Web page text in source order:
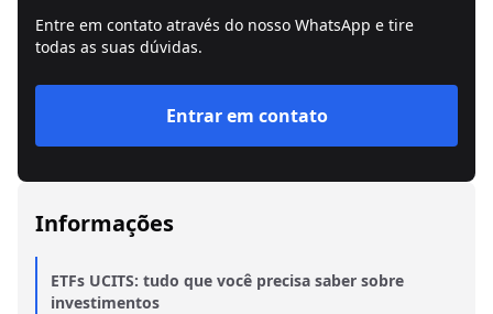
Entre em contato através do nosso WhatsApp e tire
todas as suas dúvidas.
Entrar em contato
Informações
ETFs UCITS: tudo que você precisa saber sobre
investimentos